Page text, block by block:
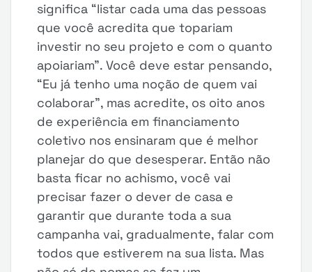
significa “listar cada uma das pessoas
que você acredita que topariam
investir no seu projeto e com o quanto
apoiariam”. Você deve estar pensando,
“Eu já tenho uma noção de quem vai
colaborar”, mas acredite, os oito anos
de experiência em financiamento
coletivo nos ensinaram que é melhor
planejar do que desesperar. Então não
basta ficar no achismo, você vai
precisar fazer o dever de casa e
garantir que durante toda a sua
campanha vai, gradualmente, falar com
todos que estiverem na sua lista. Mas